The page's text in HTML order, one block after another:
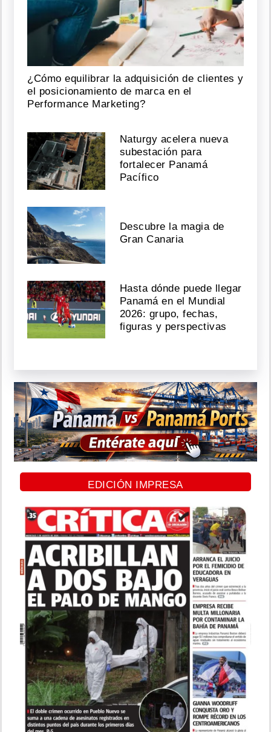
¿Cómo equilibrar la adquisición de clientes y
el posicionamiento de marca en el
Performance Marketing?
Naturgy acelera nueva
subestación para
fortalecer Panamá
Pacífico
Descubre la magia de
Gran Canaria
Hasta dónde puede llegar
Panamá en el Mundial
2026: grupo, fechas,
figuras y perspectivas
EDICIÓN IMPRESA